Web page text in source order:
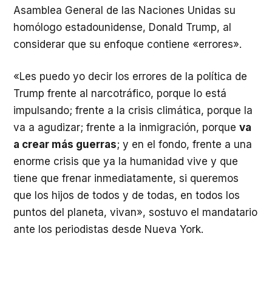
Asamblea General de las Naciones Unidas su
homólogo estadounidense, Donald Trump, al
considerar que su enfoque contiene «errores».
«Les puedo yo decir los errores de la política de
Trump frente al narcotráfico, porque lo está
impulsando; frente a la crisis climática, porque la
va a agudizar; frente a la inmigración, porque va
a crear más guerras; y en el fondo, frente a una
enorme crisis que ya la humanidad vive y que
tiene que frenar inmediatamente, si queremos
que los hijos de todos y de todas, en todos los
puntos del planeta, vivan», sostuvo el mandatario
ante los periodistas desde Nueva York.